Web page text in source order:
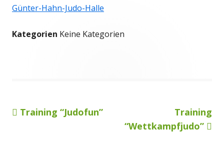
Günter-Hahn-Judo-Halle
Kategorien Keine Kategorien
Beitragsnavigation
Vorheriger
Training “Judofun”
Nächster
Beitrag
Training
“Wettkampfjudo”